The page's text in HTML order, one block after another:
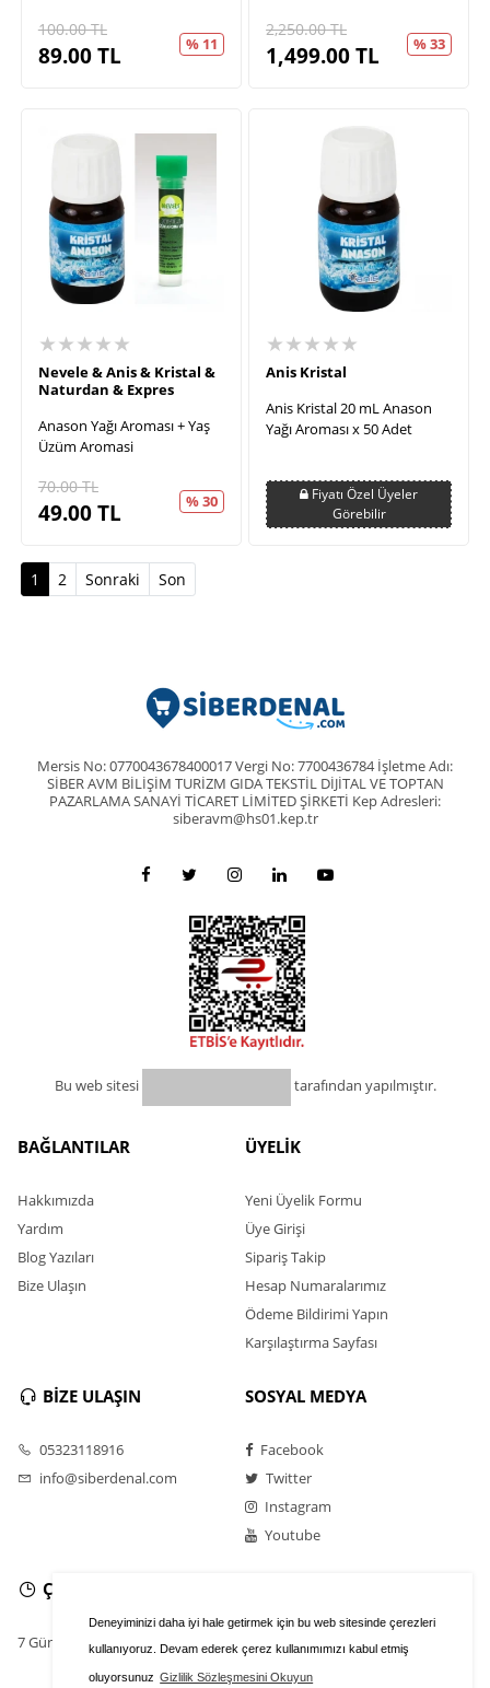
Deneyiminizi daha iyi hale getirmek için bu web sitesinde çerezleri
kullanıyoruz. Devam ederek çerez kullanımımızı kabul etmiş
oluyorsunuz Gizlilik Sözleşmesini Okuyun
100.00TL
89.00TL % 11
2,250.00TL
1,499.00TL % 33
★★★★★
Nevele & Anis & Kristal &
Naturdan & Expres
Anason Yağı Aroması + Yaş
Üzüm Aromasi
70.00TL
49.00TL % 30
★★★★★
Anis Kristal
Anis Kristal 20 mL Anason
Yağı Aroması x 50 Adet
Fiyatı Özel Üyeler
Görebilir
1 (current)
2 Sonraki Son
Mersis No: 0770043678400017 Vergi No: 7700436784 İşletme Adı:
SİBER AVM BİLİŞİM TURİZM GIDA TEKSTİL DİJİTAL VE TOPTAN
PAZARLAMA SANAYİ TİCARET LİMİTED ŞİRKETİ Kep Adresleri:
siberavm@hs01.kep.tr
Bu web sitesi tarafından yapılmıştır.
BAĞLANTILAR
Hakkımızda
Yardım
Blog Yazıları
Bize Ulaşın
ÜYELİK
Yeni Üyelik Formu
Üye Girişi
Sipariş Takip
Hesap Numaralarımız
Ödeme Bildirimi Yapın
Karşılaştırma Sayfası
BİZE ULAŞIN
05323118916
info@siberdenal.com
SOSYAL MEDYA
Facebook
Twitter
Instagram
Youtube
ÇALIŞMA SAATLERİ
7 Gün / 24 Saat